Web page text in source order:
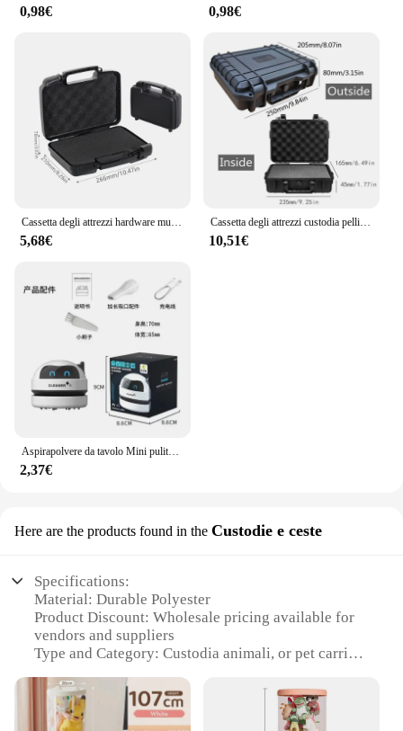
0,98€ 0,98€
5,68€
Cassetta degli attrezzi custodia pellican custodia per attrezzature in plastica cassetta degli attrezzi per meccanica custodia rigida impermeabile valigia strumenti scatola di immagazzinaggio
10,51€
2,37€
Here are the products found in the Custodie e ceste
Specifications:
Material: Durable Polyester
Product Discount: Wholesale pricing available for
vendors and suppliers
Type and Category: Custodia animali, or pet carrier
Design and Style: Sleek, modern design with
multiple compartments
Usage and Purpose: Ideal for transporting pets